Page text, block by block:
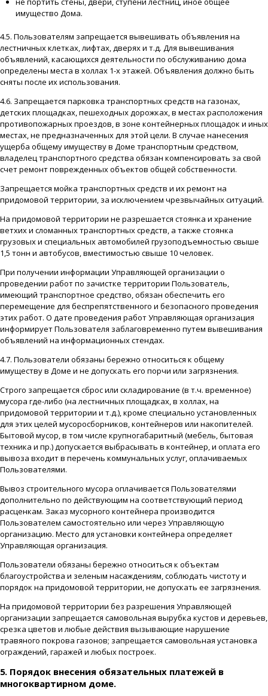
имущество Дома.
4.5. Пользователям запрещается вывешивать объявления на
лестничных клетках, лифтах, дверях и т.д. Для вывешивания
объявлений, касающихся деятельности по обслуживанию дома
определены места в холлах 1-х этажей. Объявления должно быть
сняты после их использования.
4.6. Запрещается парковка транспортных средств на газонах,
детских площадках, пешеходных дорожках, в местах расположения
противопожарных проездов, в зоне контейнерных площадок и иных
местах, не предназначенных для этой цели. В случае нанесения
ущерба общему имуществу в Доме транспортным средством,
владелец транспортного средства обязан компенсировать за свой
счет ремонт поврежденных объектов общей собственности.
Запрещается мойка транспортных средств и их ремонт на
придомовой территории, за исключением чрезвычайных ситуаций.
На придомовой территории не разрешается стоянка и хранение
ветхих и сломанных транспортных средств, а также стоянка
грузовых и специальных автомобилей грузоподъемностью свыше
1,5 тонн и автобусов, вместимостью свыше 10 человек.
При получении информации Управляющей организации о
проведении работ по зачистке территории Пользователь,
имеющий транспортное средство, обязан обеспечить его
перемещение для беспрепятственного и безопасного проведения
этих работ. О дате проведения работ Управляющая организация
информирует Пользователя заблаговременно путем вывешивания
объявлений на информационных стендах.
4.7. Пользователи обязаны бережно относиться к общему
имуществу в Доме и не допускать его порчи или загрязнения.
Строго запрещается сброс или складирование (в т.ч. временное)
мусора где-либо (на лестничных площадках, в холлах, на
придомовой территории и т.д.), кроме специально установленных
для этих целей мусоросборников, контейнеров или накопителей.
Бытовой мусор, в том числе крупногабаритный (мебель, бытовая
техника и пр.) допускается выбрасывать в контейнер, и оплата его
вывоза входит в перечень коммунальных услуг, оплачиваемых
Пользователями.
Вывоз строительного мусора оплачивается Пользователями
дополнительно по действующим на соответствующий период
расценкам. Заказ мусорного контейнера производится
Пользователем самостоятельно или через Управляющую
организацию. Место для установки контейнера определяет
Управляющая организация.
Пользователи обязаны бережно относиться к объектам
благоустройства и зеленым насаждениям, соблюдать чистоту и
порядок на придомовой территории, не допускать ее загрязнения.
На придомовой территории без разрешения Управляющей
организации запрещается самовольная вырубка кустов и деревьев,
срезка цветов и любые действия вызывающие нарушение
травяного покрова газонов; запрещается самовольная установка
ограждений, гаражей и любых построек.
5. Порядок внесения обязательных платежей в
многоквартирном доме.